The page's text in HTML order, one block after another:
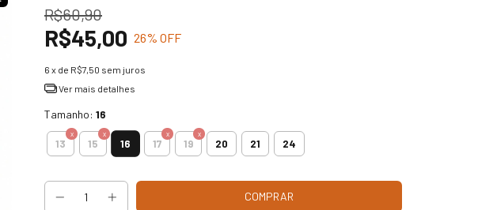
R$60,90
R$45,00 26% OFF
6 x de R$7,50 sem juros
Ver mais detalhes
Tamanho: 16
13 15 16 17 19 20 21 24